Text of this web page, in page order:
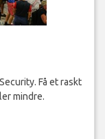
Få et raskt
mindre.